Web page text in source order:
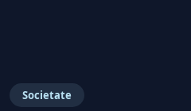
Societate